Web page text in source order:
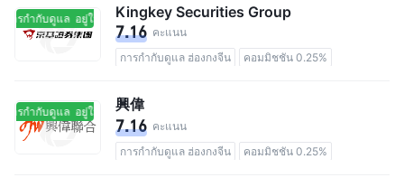
ารกำกับดูแล อยู่ในการกำกับดูแลKingkey Securities Group
7.16 คะแนน
การกำกับดูแล ฮ่องกงจีน
คอมมิชชัน 0.25%
ารกำกับดูแล อยู่ในการกำกับดูแล
興偉
7.16 คะแนน
การกำกับดูแล ฮ่องกงจีน
คอมมิชชัน 0.25%